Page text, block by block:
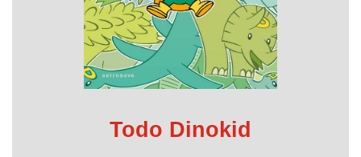
Todo Dinokid